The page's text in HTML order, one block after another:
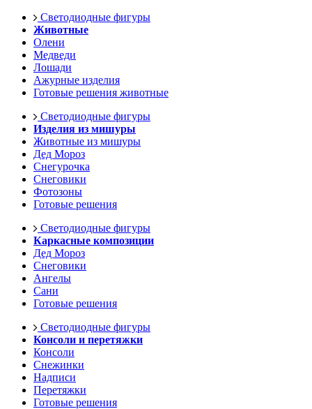
Светодиодные фигуры
Животные
Олени
Медведи
Лошади
Ажурные изделия
Готовые решения животные
Светодиодные фигуры
Изделия из мишуры
Животные из мишуры
Дед Мороз
Снегурочка
Снеговики
Фотозоны
Готовые решения
Светодиодные фигуры
Каркасные композиции
Дед Мороз
Снеговики
Ангелы
Сани
Готовые решения
Светодиодные фигуры
Консоли и перетяжки
Консоли
Снежинки
Надписи
Перетяжки
Готовые решения